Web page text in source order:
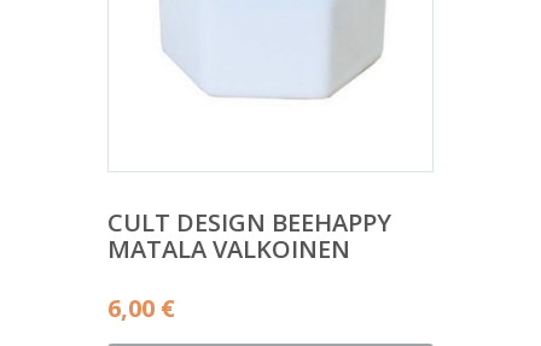
CULT DESIGN BEEHAPPY
MATALA VALKOINEN
6,00 €